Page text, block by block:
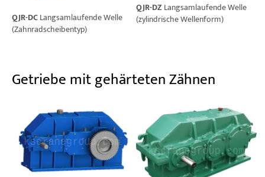
QJR-DCLangsamlaufende Welle
(Zahnradscheibentyp)
QJR-DZ Langsamlaufende Welle
(zylindrische Wellenform)
Getriebe mit gehärteten Zähnen